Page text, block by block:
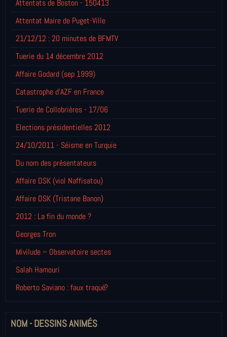
Attentats de Boston - 150413
Attentat Maire de Puget-Ville
21/12/12 : 20 minutes de BFMTV
Tuerie du 14 décembre 2012
Affaire Godard (sep 1999)
Catastrophe d'AZF en France
Tuerie de Collobrières - 17/06
Elections présidentielles 2012
24/10/2011 - Séisme en Turquie
Du nom des présentateurs
Affaire DSK (viol Naffisatou)
Affaire DSK (Tristane Banon)
2012 : La fin du monde ?
Georges Tron
Mivilude – Observatoire sectes
Salah Hamouri
Roberto Saviano : faux traqué?
NOM - DESSINS ANIMÉS